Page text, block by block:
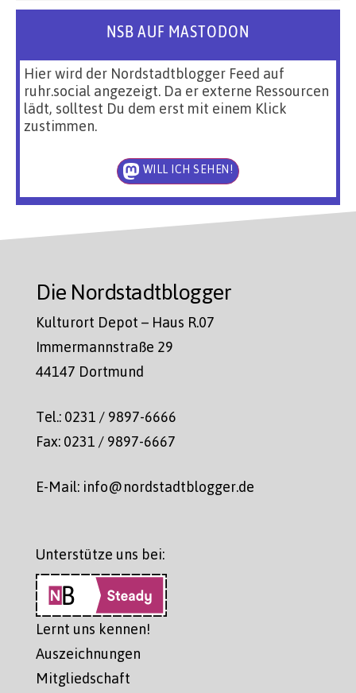
NSB AUF MASTODON
Hier wird der Nordstadtblogger Feed auf
ruhr.social angezeigt. Da er externe Ressourcen
lädt, solltest Du dem erst mit einem Klick
zustimmen.
WILL ICH SEHEN!
Die Nordstadtblogger
Kulturort Depot – Haus R.07
Immermannstraße 29
44147 Dortmund
Tel.: 0231 / 9897-6666
Fax: 0231 / 9897-6667
E-Mail: info@nordstadtblogger.de
Unterstütze uns bei:
Lernt uns kennen!
Auszeichnungen
Mitgliedschaft